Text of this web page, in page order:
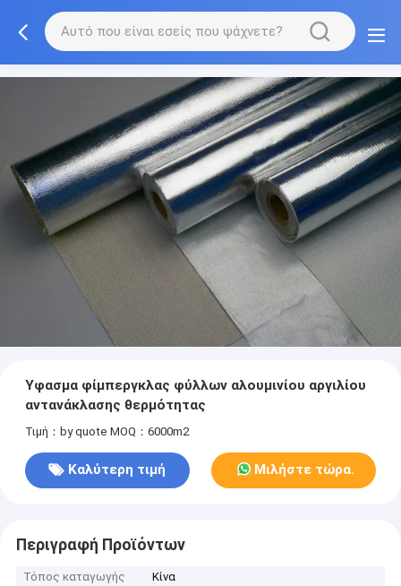
Ύφασμα φίμπεργκλας φύλλων αλουμινίου αργιλίου
αντανάκλασης θερμότητας
Τιμή：by quote MOQ：6000m2
Καλύτερη τιμή Μιλήστε τώρα.
Περιγραφή Προϊόντων
Τόπος καταγωγής
Κίνα